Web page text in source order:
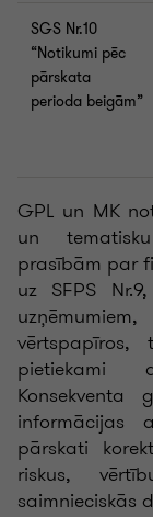
SGS Nr.10
“Notikumi pēc
pārskata
perioda beigām”
GPL un MK
un
prasībām par
uz SFPS
pietiekami
informācijas
pārskati
riskus,
saimnieciskās